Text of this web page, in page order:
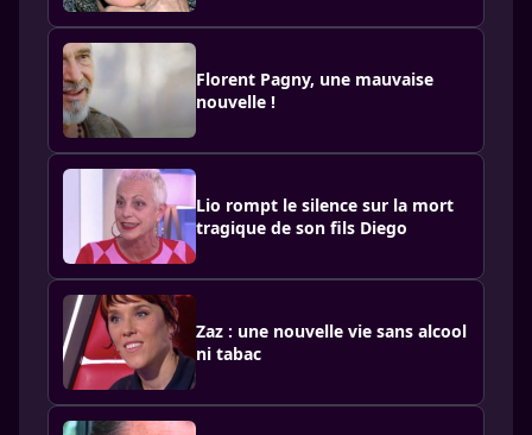
Florent Pagny, une mauvaise
nouvelle !
Lio rompt le silence sur la mort
tragique de son fils Diego
Zaz : une nouvelle vie sans alcool
ni tabac